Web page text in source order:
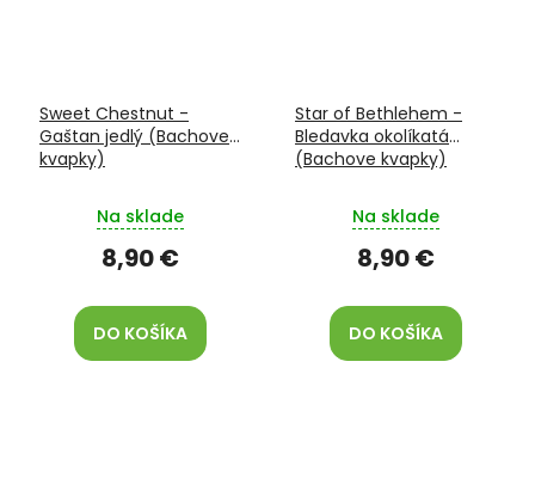
Sweet Chestnut -
Gaštan jedlý (Bachove
kvapky)
Na sklade
8,90 €
DO KOŠÍKA
Star of Bethlehem -
Bledavka okolíkatá
(Bachove kvapky)
Na sklade
8,90 €
DO KOŠÍKA